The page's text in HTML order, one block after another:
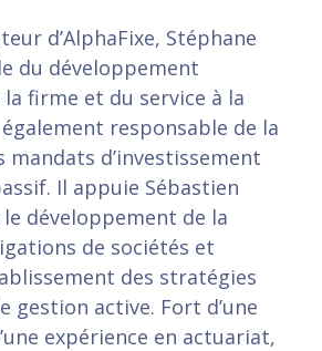
d’AlphaFixe, Stéphane
du développement
firme et du service à la
responsable de la
mandats d’investissement
Il appuie Sébastien
le développement de la
de sociétés et
des stratégies
gestion active. Fort d’une
expérience en actuariat,